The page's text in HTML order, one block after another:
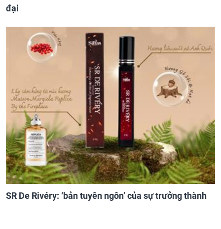
đại
SR De Rivéry: ‘bản tuyên ngôn’ của sự trưởng thành